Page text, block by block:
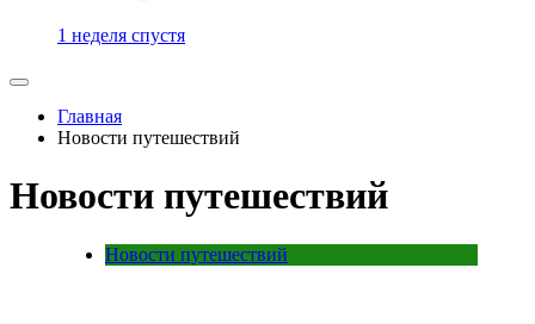
1 неделя спустя
Главная
Новости путешествий
Новости путешествий
Новости путешествий